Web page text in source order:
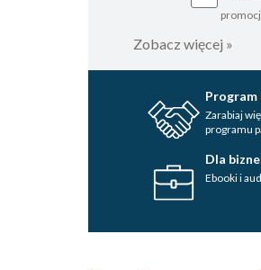
Zobacz więcej »
Zarabiaj
programu
Dla
Ebooki i